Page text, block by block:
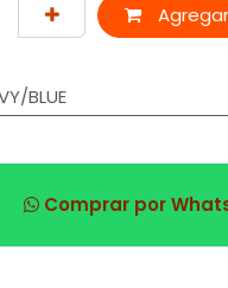
BLUE
Comprar por